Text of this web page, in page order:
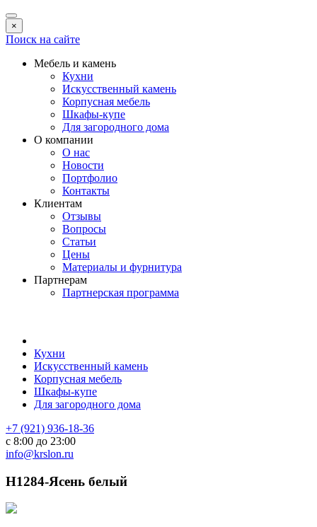
×
Поиск на сайте
Мебель и камень
Кухни
Искусственный камень
Корпусная мебель
Шкафы-купе
Для загородного дома
О компании
О нас
Новости
Портфолио
Контакты
Клиентам
Отзывы
Вопросы
Статьи
Цены
Материалы и фурнитура
Партнерам
Партнерская программа
Кухни
Искусственный камень
Корпусная мебель
Шкафы-купе
Для загородного дома
+7 (921) 936-18-36
с 8:00 до 23:00
info@krslon.ru
H1284-Ясень белый